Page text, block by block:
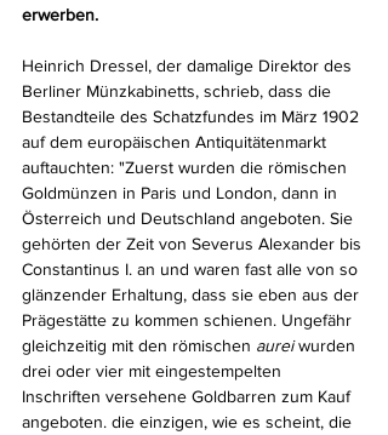
erwerben.
Heinrich Dressel, der damalige Direktor des
Berliner Münzkabinetts, schrieb, dass die
Bestandteile des Schatzfundes im März 1902
auf dem europäischen Antiquitätenmarkt
auftauchten: "Zuerst wurden die römischen
Goldmünzen in Paris und London, dann in
Österreich und Deutschland angeboten. Sie
gehörten der Zeit von Severus Alexander bis
Constantinus I. an und waren fast alle von so
glänzender Erhaltung, dass sie eben aus der
Prägestätte zu kommen schienen. Ungefähr
gleichzeitig mit den römischen aurei wurden
drei oder vier mit eingestempelten
Inschriften versehene Goldbarren zum Kauf
angeboten. die einzigen, wie es scheint, die